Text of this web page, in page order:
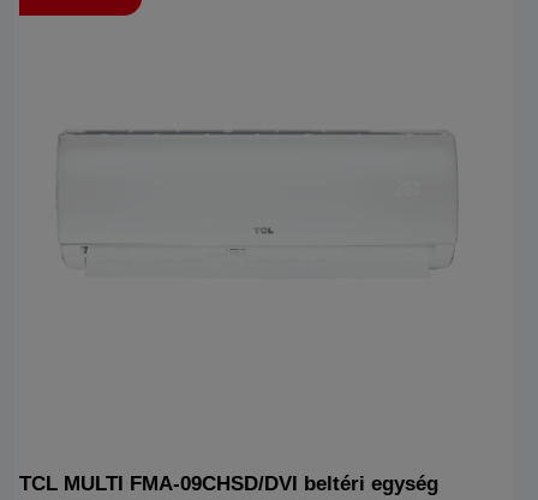
TCL MULTI FMA-09CHSD/DVI beltéri egység